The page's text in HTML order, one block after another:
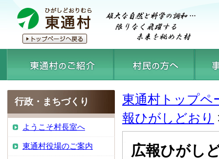
東通村トップペ
報ひがしどおり
広報ひがし
行政・まちづくり
ようこそ村長室へ
東通村役場のご案内